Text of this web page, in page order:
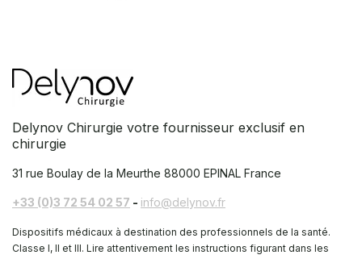
Delynov Chirurgie votre fournisseur exclusif en
chirurgie
31 rue Boulay de la Meurthe 88000 EPINAL France
+33 (0)3 72 54 02 57 - info@delynov.fr
Dispositifs médicaux à destination des professionnels de la santé.
Classe I, II et III. Lire attentivement les instructions figurant dans les